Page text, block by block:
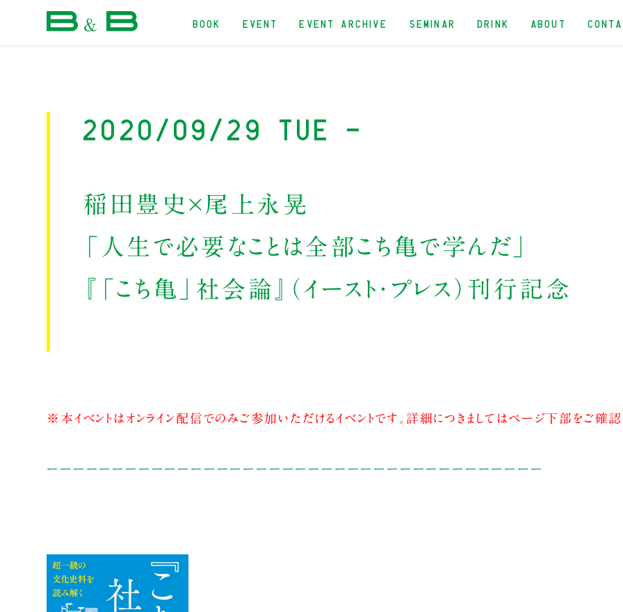
BOOK EVENT EVENT ARCHIVE SEMINAR DRINK ABOUT
2020/09/29 Tue -
稲田豊史×尾上永晃
「人生で必要なことは全部こち亀で学んだ」
『「こち亀」社会論』（イースト・プレス）刊行記念
※本イベントはオンライン配信でのみご参加いただけるイベントです。詳細につきましてはページ下部をご確認
ーーーーーーーーーーーーーーーーーーーーーーーーーーーーーーーーーーーーーー